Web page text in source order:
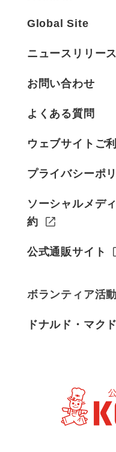
Global Site
ニュースリリース
お問い合わせ
よくある質問
ウェブサイトご
プライバシーポ
ソーシャルメデ
約
公式通販サイト
ボランティア活動
ドナルド・マク